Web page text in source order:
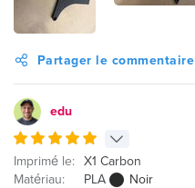
Partager le commentaire
edu
Imprimé le: X1 Carbon
Matériau:
PLA Noir